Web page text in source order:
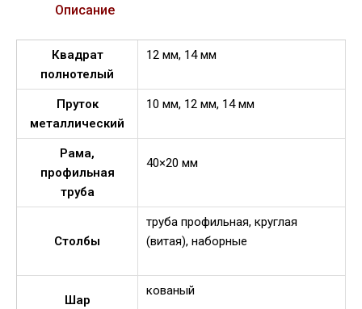
Описание
Квадрат
полнотелый
12 мм, 14 мм
Пруток
металлический
10 мм, 12 мм, 14 мм
Рама,
профильная
труба
40×20 мм
Столбы
труба профильная, круглая
(витая), наборные
Шар
кованый